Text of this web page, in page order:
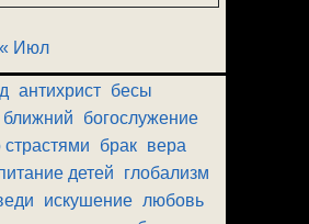
« Июл
антихрист бесы
ближний
богослужение
страстями брак вера
детей
глобализм
искушение любовь